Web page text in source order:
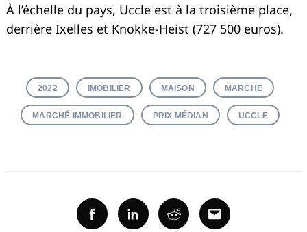
À l’échelle du pays, Uccle est à la troisième place,
derrière Ixelles et Knokke-Heist (727 500 euros).
2022 IMOBILIER MAISON MARCHE
MARCHÉ IMMOBILIER PRIX MÉDIAN UCCLE
FacebookLinkedinRedditEmail